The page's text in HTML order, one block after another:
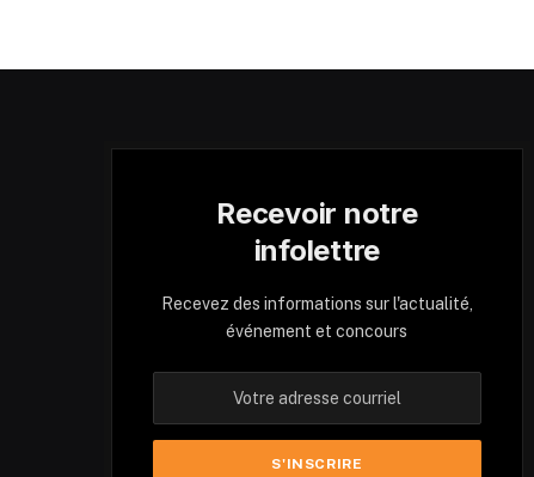
Recevoir notre
infolettre
Recevez des informations sur l'actualité,
événement et concours